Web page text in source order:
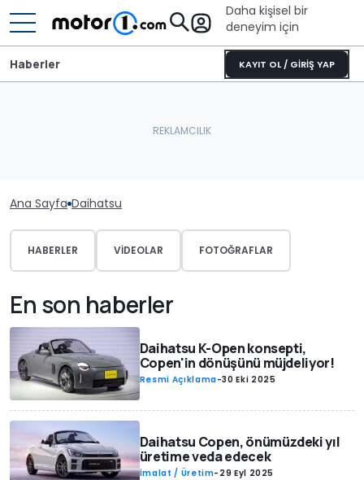
Daha kişisel bir
deneyim için
KAYIT OL / GİRİŞ YAP
Haberler
Ana Sayfa Daihatsu
HABERLER VIDEOLAR FOTOĞRAFLAR
En son haberler
Daihatsu K-Open konsepti,
Copen'in dönüşünü müjdeliyor!
Resmi Açıklama-30 Eki 2025
Daihatsu Copen, önümüzdeki yıl
üretime veda edecek
İmalat / Üretim- 29 Eyl 2025